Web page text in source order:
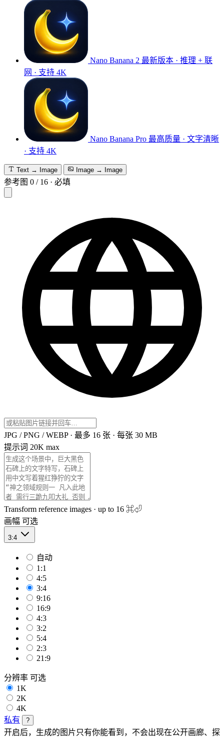
Nano Banana 2 最新版本 · 推理 + 联
网 · 支持 4K
Nano Banana Pro 最高质量 · 文字清晰
· 支持 4K
Text → Image Image → Image
参考图 0 / 16 · 必填
JPG / PNG / WEBP · 最多 16 张 · 每张 30 MB
提示词 20K max
Transform reference images · up to 16 ⌘⏎
画幅 可选
3:4
自动
1:1
4:5
3:4
9:16
16:9
4:3
3:2
5:4
2:3
21:9
分辨率 可选
1K
2K
4K
私有
?
开启后，生成的图片只有你能看到，不会出现在公开画廊、探